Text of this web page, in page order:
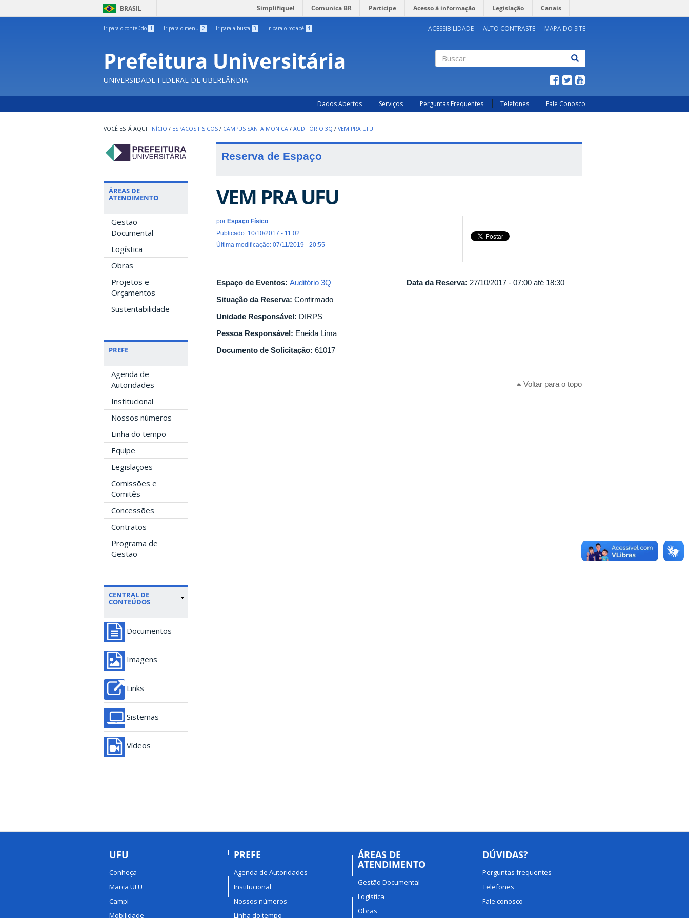
BRASIL Simplifique! Comunica BR Participe Acesso à informação Legislação Canais
Ir para o conteúdo 1 Ir para o menu 2 Ir para a busca 3 Ir para o rodapé 4 ACESSIBILIDADE ALTO CONTRASTE MAPA DO SITE
Prefeitura Universitária
UNIVERSIDADE FEDERAL DE UBERLÂNDIA
Dados Abertos Serviços Perguntas Frequentes Telefones Fale Conosco
INÍCIO / ESPACOS FISICOS / CAMPUS SANTA MONICA / AUDITÓRIO 3Q / VEM PRA UFU
ÁREAS DE
ATENDIMENTO
Gestão
Documental
Logística
Obras
Projetos e
Orçamentos
Sustentabilidade
PREFE
Agenda de
Autoridades
Institucional
Nossos números
Linha do tempo
Equipe
Legislações
Comissões e
Comitês
Concessões
Contratos
Programa de
Gestão
CENTRAL DE
CONTEÚDOS
Documentos
Imagens
Links
Sistemas
Vídeos
Reserva de Espaço
VEM PRA UFU
por Espaço Físico
Publicado: 10/10/2017 - 11:02
Última modificação: 07/11/2019 - 20:55
Espaço de Eventos: Auditório 3Q
Situação da Reserva: Confirmado
Unidade Responsável: DIRPS
Pessoa Responsável: Eneida Lima
Documento de Solicitação: 61017
Data da Reserva: 27/10/2017 -07:00 até 18:30
Voltar para o topo
UFU
Conheça
Marca UFU
Campi
Mobilidade
PREFE
Agenda de Autoridades
Institucional
Nossos números
Linha do tempo
ÁREAS DE
ATENDIMENTO
Gestão Documental
Logística
Obras
DÚVIDAS?
Perguntas frequentes
Telefones
Fale conosco